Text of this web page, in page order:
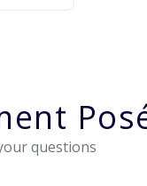
questions